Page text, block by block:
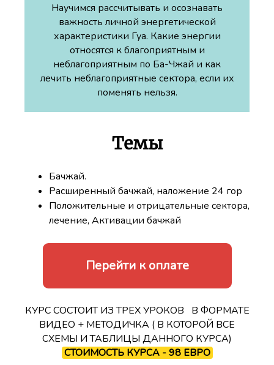
Научимся рассчитывать и осознавать
важность личной энергетической
характеристики Гуа. Какие энергии
относятся к благоприятным и
неблагоприятным по Ба-Чжай и как
лечить неблагоприятные сектора, если их
поменять нельзя.
Темы
Бачжай.
Расширенный бачжай, наложение 24 гор
Положительные и отрицательные сектора,
лечение, Активации бачжай
Перейти к оплате
КУРС СОСТОИТ ИЗ ТРЕХ УРОКОВ В ФОРМАТЕ
ВИДЕО + МЕТОДИЧКА ( В КОТОРОЙ ВСЕ
СХЕМЫ И ТАБЛИЦЫ ДАННОГО КУРСА)
СТОИМОСТЬ КУРСА - 98 ЕВРО